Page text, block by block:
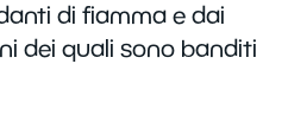
di fiamma e dai
dei quali sono banditi